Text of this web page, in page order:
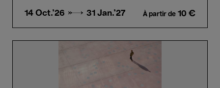
14 Oct.'26 → 31 Jan.'27 À partir de 10 €